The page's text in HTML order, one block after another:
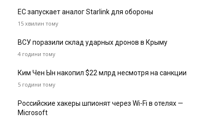
ЕС запускает аналог Starlink для обороны
15 хвилин тому
ВСУ поразили склад ударных дронов в Крыму
4 години тому
Ким Чен Ын накопил $22 млрд несмотря на санкции
5 години тому
Российские хакеры шпионят через Wi-Fi в отелях —
Microsoft